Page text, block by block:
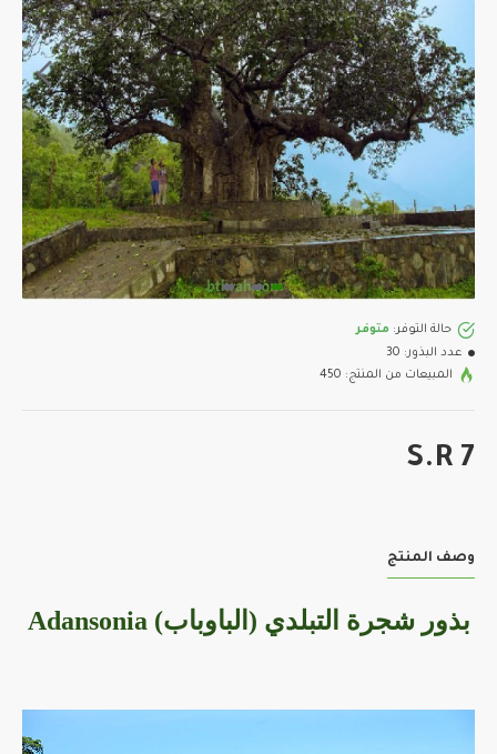
حالة التوفر: متوفر
عدد البذور: 30
المبيعات من المنتج: 450
S.R 7
وصف المنتج
بذور شجرة التبلدي (الباوباب) Adansonia